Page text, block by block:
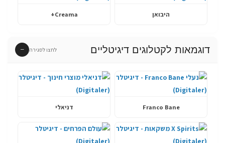
היבואן Creama+
דוגמאות לקטלוגים דיגיטליים לחצו לסגירה −
Franco Bane דניאלי